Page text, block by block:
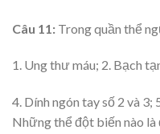
Câu 11: Trong quần thể
1. Ung thư máu; 2. Bạch
4. Dính ngón tay số 2 và
Những thể đột biến nào là